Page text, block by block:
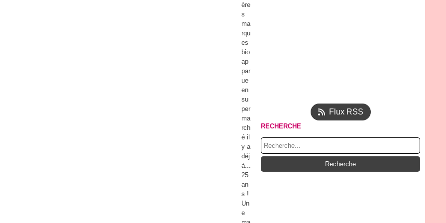
ère
s
ma
rqu
es
bio
ap
par
ue
en
su
per
ma
rch
é il
y a
déj
à...
25
an
s !
Un
e
Flux RSS
RECHERCHE